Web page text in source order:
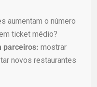
aumentam o número
ticket médio?
parceiros: mostrar
novos restaurantes